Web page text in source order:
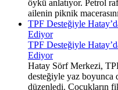
öykü anlatıyor. Petrol
ailenin piknik
TPF Desteğiyle
Ediyor
TPF Desteğiyle
Ediyor
Hatay Sörf Merkezi,
desteğiyle yaz boyunca
düzenledi. Çocukların